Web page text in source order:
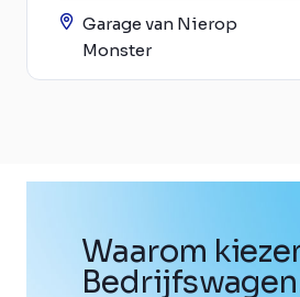
Garage van Nierop
Monster
Waarom
Bedrijfswagen